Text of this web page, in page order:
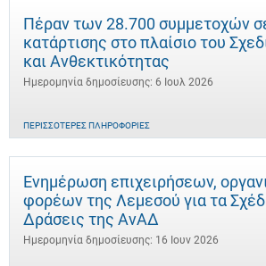
Πέραν των 28.700 συμμετοχών
κατάρτισης στο πλαίσιο του
και Ανθεκτικότητας
Ημερομηνία δημοσίευσης: 6 Ιουλ 2026
ΠΕΡΙΣΣΌΤΕΡΕΣ ΠΛΗΡΟΦΟΡΊΕΣ
Ενημέρωση επιχειρήσεων,
φορέων της Λεμεσού για τα
Δράσεις της ΑνΑΔ
Ημερομηνία δημοσίευσης: 16 Ιουν 2026